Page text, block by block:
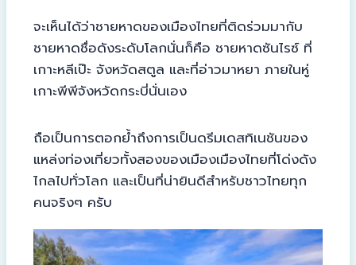
จะเห็นได้ว่าชายหาดของเมืองไทยที่ติดร่วมมากับ
ชายหาดชื่อดังระดับโลกนั่นก็คือ ชายหาดซันไรซ์ ที่
เกาะหลีเป๊ะ จังหวัดสตูล และที่อ่าวมาหยา ภายในหู่
เกาะพีพีจังหวัดกระบี่นั่นเอง
ถือเป็นการตอกย้ำถึงการเป็นดรีมเดสทิเนชันของ
แหล่งท่องเที่ยวทั้งสองของเมืองเมืองไทยที่โด่งดัง
ไกลไปทั่วโลก และเป็นที่น่ายินดีสำหรับชาวไทยทุก
คนจริงๆ ครับ